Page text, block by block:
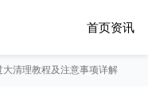
首页资讯
大清理教程及注意事项详解